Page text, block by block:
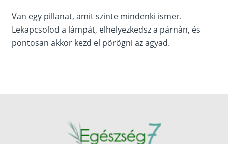
Van egy pillanat, amit szinte mindenki ismer.
Lekapcsolod a lámpát, elhelyezkedsz a párnán, és
pontosan akkor kezd el pörögni az agyad.